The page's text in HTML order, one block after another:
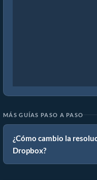
MÁS GUÍAS PASO A PASO
¿Cómo cambio la
Dropbox?